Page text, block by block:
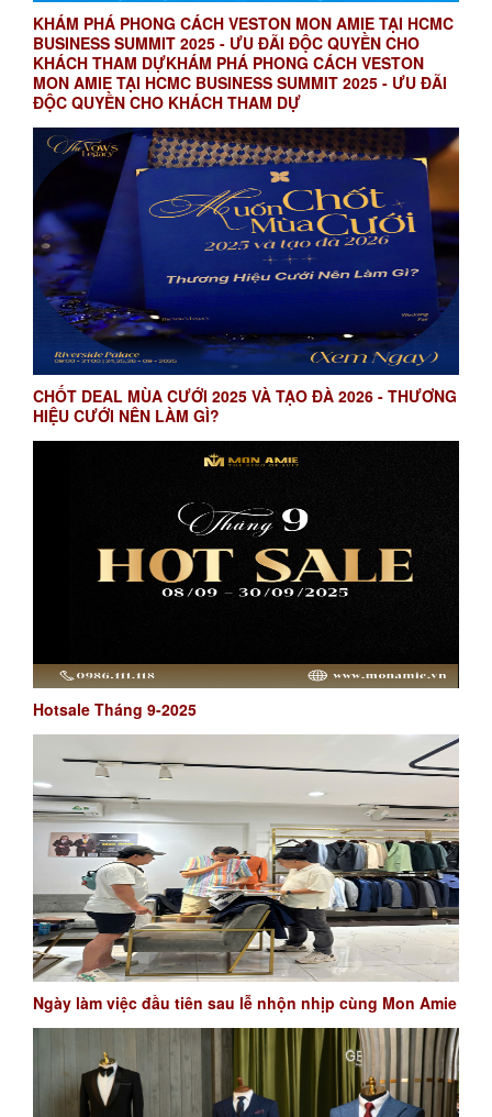
KHÁM PHÁ PHONG CÁCH VESTON MON AMIE TẠI HCMC
BUSINESS SUMMIT 2025 - ƯU ĐÃI ĐỘC QUYỀN CHO
KHÁCH THAM DỰKHÁM PHÁ PHONG CÁCH VESTON
MON AMIE TẠI HCMC BUSINESS SUMMIT 2025 - ƯU ĐÃI
ĐỘC QUYỀN CHO KHÁCH THAM DỰ
CHỐT DEAL MÙA CƯỚI 2025 VÀ TẠO ĐÀ 2026 - THƯƠNG
HIỆU CƯỚI NÊN LÀM GÌ?
Hotsale Tháng 9-2025
Ngày làm việc đầu tiên sau lễ nhộn nhịp cùng Mon Amie